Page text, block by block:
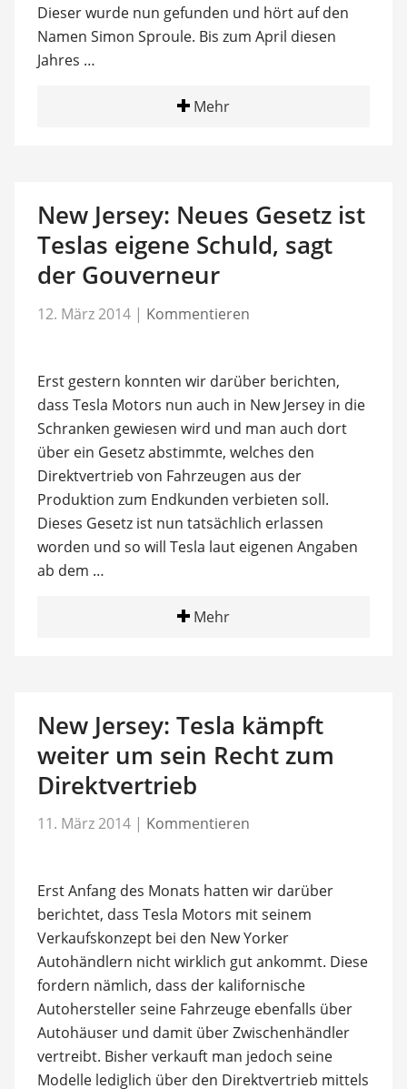
Dieser wurde nun gefunden und hört auf den
Namen Simon Sproule. Bis zum April diesen
Jahres …
Mehr
New Jersey: Neues Gesetz ist
Teslas eigene Schuld, sagt
der Gouverneur
12. März 2014 | Kommentieren
Erst gestern konnten wir darüber berichten,
dass Tesla Motors nun auch in New Jersey in die
Schranken gewiesen wird und man auch dort
über ein Gesetz abstimmte, welches den
Direktvertrieb von Fahrzeugen aus der
Produktion zum Endkunden verbieten soll.
Dieses Gesetz ist nun tatsächlich erlassen
worden und so will Tesla laut eigenen Angaben
ab dem …
Mehr
New Jersey: Tesla kämpft
weiter um sein Recht zum
Direktvertrieb
11. März 2014 | Kommentieren
Erst Anfang des Monats hatten wir darüber
berichtet, dass Tesla Motors mit seinem
Verkaufskonzept bei den New Yorker
Autohändlern nicht wirklich gut ankommt. Diese
fordern nämlich, dass der kalifornische
Autohersteller seine Fahrzeuge ebenfalls über
Autohäuser und damit über Zwischenhändler
vertreibt. Bisher verkauft man jedoch seine
Modelle lediglich über den Direktvertrieb mittels